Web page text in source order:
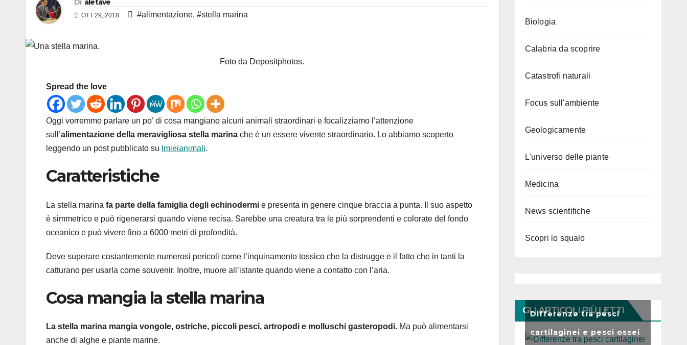
Di aletave
OTT 29, 2018 #alimentazione, #stella marina
Foto da Depositphotos.
Spread the love
Oggi vorremmo parlare un po’ di cosa mangiano alcuni animali straordinari e focalizziamo l’attenzione
sull’alimentazione della meravigliosa stella marina che è un essere vivente straordinario. Lo abbiamo scoperto
leggendo un post pubblicato su Imieianimali.
Caratteristiche
La stella marina fa parte della famiglia degli echinodermi e presenta in genere cinque braccia a punta. Il suo aspetto
è simmetrico e può rigenerarsi quando viene recisa. Sarebbe una creatura tra le più sorprendenti e colorate del fondo
oceanico e può vivere fino a 6000 metri di profondità.
Deve superare costantemente numerosi pericoli come l’inquinamento tossico che la distrugge e il fatto che in tanti la
catturano per usarla come souvenir. Inoltre, muore all’istante quando viene a contatto con l’aria.
Cosa mangia la stella marina
La stella marina mangia vongole, ostriche, piccoli pesci, artropodi e molluschi gasteropodi. Ma può alimentarsi
anche di alghe e piante marine.
Biologia
Calabria da scoprire
Catastrofi naturali
Focus sull'ambiente
Geologicamente
L'universo delle piante
Medicina
News scientifiche
Scopri lo squalo
GLI ARTICOLI PIÙ LETTI
Differenze tra pesci
cartilaginei e pesci ossei